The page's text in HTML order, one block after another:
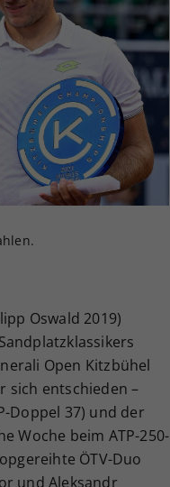
Oswald 2019)
Open Kitzbühel
sich entschieden –
Doppel 37) und der
Woche beim ATP-250-
ÖTV-Duo
und Aleksandr
Einstellungen, falls der
dies eingestellt hat.